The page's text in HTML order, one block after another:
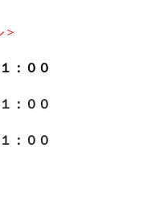
：００
：００
：００